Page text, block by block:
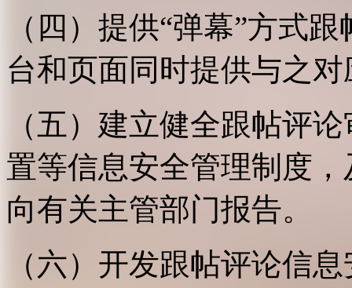
（四）提供“弹幕”方式
台和页面同时提供与之
（五）建立健全跟帖评
置等信息安全管理制度
向有关主管部门报告。
（六）开发跟帖评论信